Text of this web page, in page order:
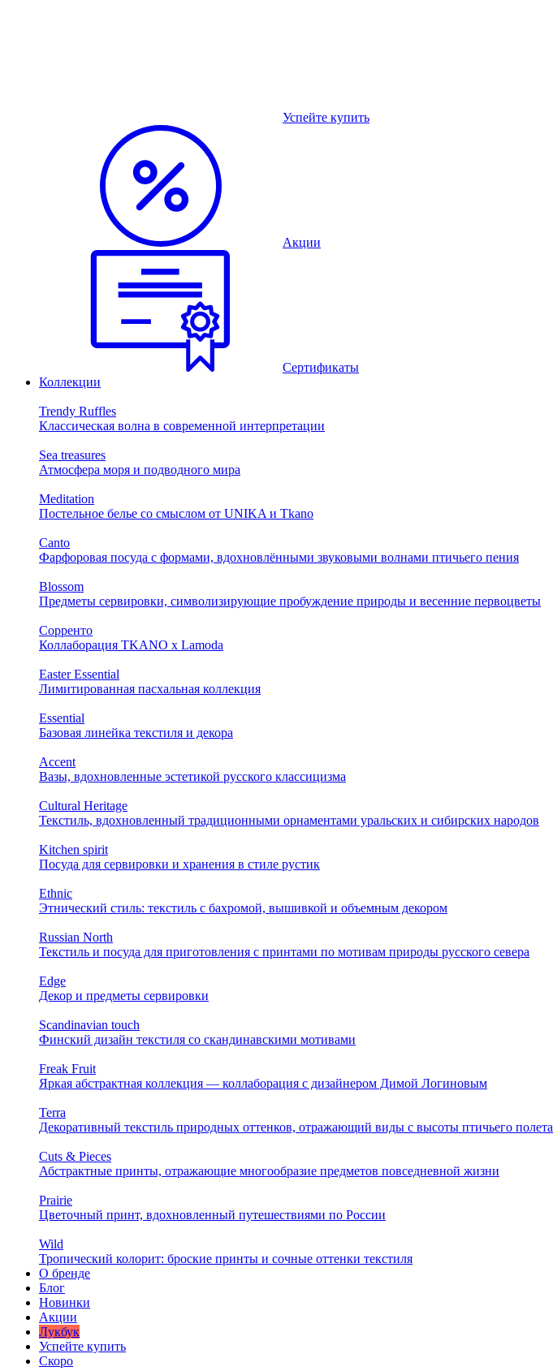
Успейте купить
Акции
Сертификаты
Коллекции
Trendy Ruffles
Классическая волна в современной интерпретации
Sea treasures
Атмосфера моря и подводного мира
Meditation
Постельное белье со смыслом от UNIKA и Tkano
Canto
Фарфоровая посуда с формами, вдохновлёнными звуковыми волнами птичьего пения
Blossom
Предметы сервировки, символизирующие пробуждение природы и весенние первоцветы
Сорренто
Коллаборация TKANO х Lamoda
Easter Essential
Лимитированная пасхальная коллекция
Essential
Базовая линейка текстиля и декора
Accent
Вазы, вдохновленные эстетикой русского классицизма
Cultural Heritage
Текстиль, вдохновленный традиционными орнаментами уральских и сибирских народов
Kitchen spirit
Посуда для сервировки и хранения в стиле рустик
Ethnic
Этнический стиль: текстиль с бахромой, вышивкой и объемным декором
Russian North
Текстиль и посуда для приготовления с принтами по мотивам природы русского севера
Edge
Декор и предметы сервировки
Scandinavian touch
Финский дизайн текстиля со скандинавскими мотивами
Freak Fruit
Яркая абстрактная коллекция — коллаборация с дизайнером Димой Логиновым
Terra
Декоративный текстиль природных оттенков, отражающий виды с высоты птичьего полета
Cuts & Pieces
Абстрактные принты, отражающие многообразие предметов повседневной жизни
Prairie
Цветочный принт, вдохновленный путешествиями по России
Wild
Тропический колорит: броские принты и сочные оттенки текстиля
О бренде
Блог
Новинки
Акции
Лукбук
Успейте купить
Скоро